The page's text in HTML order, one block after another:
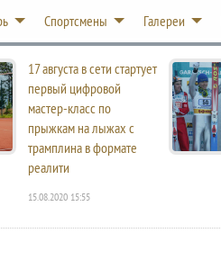
Спортсмены Галереи
17 августа в сети стартует
первый цифровой
мастер-класс по
прыжкам на лыжах с
трамплина в формате
реалити
15.08.2020 15:55